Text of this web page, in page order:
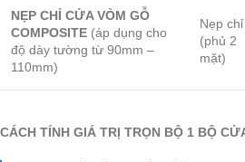
NẸP CHỈ CỬA VÒM GỖ
COMPOSITE (áp dụng cho
độ dày tường từ 90mm –
110mm)
Nẹp chỉ
(phủ 2
mặt)
CÁCH TÍNH GIÁ TRỊ TRỌN BỘ 1 BỘ